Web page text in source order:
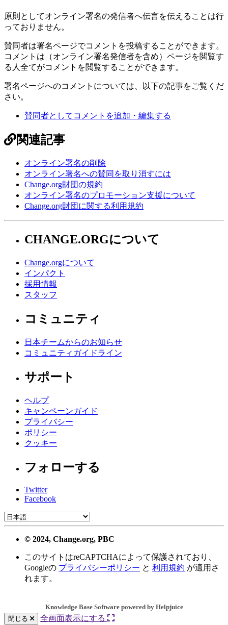
原則 と してオンライ ン署名の発信者へ伝言を伝え る こ と は行
ってお り ま せん。
賛同者は署名ページでコ メ ン ト を投稿する こ と ができ ま す。
コ メ ン ト は （オンライ ン署名発信者を含め） ページを閲覧す
る 人全てがコ メ ン ト を閲覧する こ と ができ ま す。
署名ページへのコ メ ン ト については、 以下の記事をご覧 く だ
さ い。
賛同者と して コ メ ン ト を追加 ・ 編集する
関連記事
オンライン署名の削除
オンライン署名への賛同を取り消すには
Change.org財団の規約
オンライン署名のプロモーション支援について
Change.org財団に関する利用規約
CHANGE.ORGについて
Change.orgについて
インパクト
採用情報
スタッフ
コミュニティ
日本チームからのお知らせ
コミュニティガイドライン
サポート
ヘルプ
キャンペーンガイド
プライバシー
ポリシー
クッキー
フォローする
Twitter
Facebook
© 2024, Change.org, PBC
このサイトはreCAPTCHAによって保護されており、
Googleの プライバシーポリシー と 利用規約 が適用さ
れます。
Knowledge Base Software powered by Helpjuice
閉じる
全画面表示にする